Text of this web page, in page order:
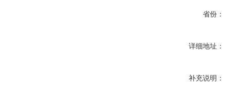
省份：
详细地址：
补充说明：